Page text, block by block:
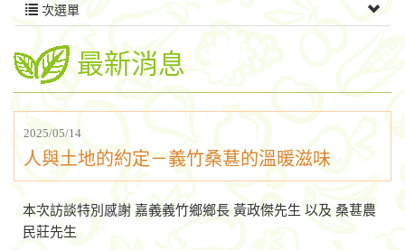
次選單
最新消息
2025/05/14
人與土地的約定－義竹桑葚的溫暖滋味
本次訪談特別感謝 嘉義義竹鄉鄉長 黃政傑先生 以及 桑葚農
民莊先生